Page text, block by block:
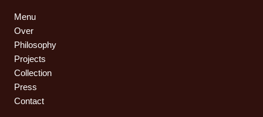
Menu
Over
Philosophy
Projects
Collection
Press
Contact